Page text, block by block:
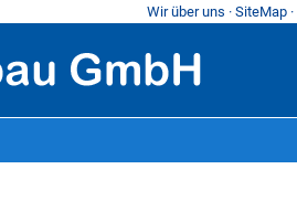
Wir über uns · SiteMap ·